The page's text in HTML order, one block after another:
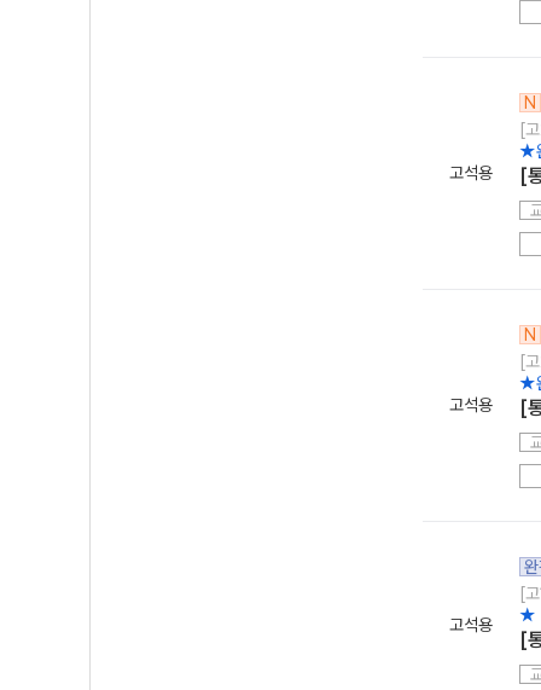
고석용
N
[
★
[
고석용
N
[
★
[
고석용
[
★
[